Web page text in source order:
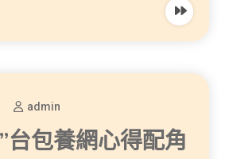
admin
台包養網心得配角